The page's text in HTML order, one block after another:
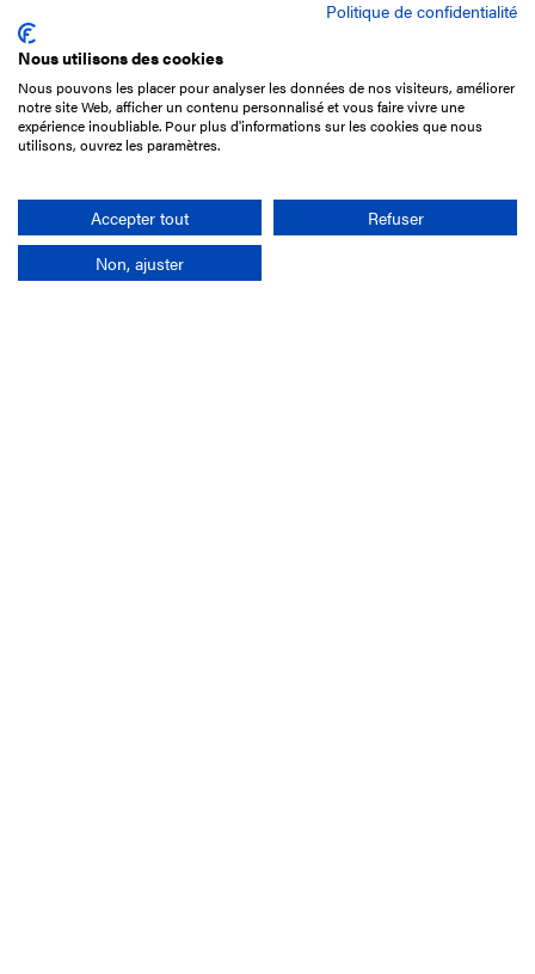
15 Boulevard de Douaumont
75017 Paris
01 49 10 20 29
Rechercher
Politique de confidentialité
Nous utilisons des cookies
Nous pouvons les placer pour analyser les données de nos visiteurs, améliorer
notre site Web, afficher un contenu personnalisé et vous faire vivre une
expérience inoubliable. Pour plus d'informations sur les cookies que nous
utilisons, ouvrez les paramètres.
Accepter tout
Refuser
Non, ajuster